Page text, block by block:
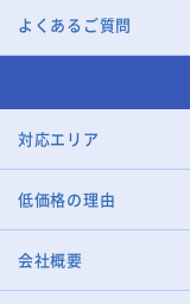
よくあるご質問
対応エリア
低価格の理由
会社概要